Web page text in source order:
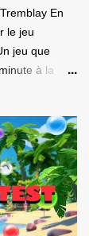
En
le jeu
jeu que
à la
Canada
de la
je me suis
de façon
le test de
ma